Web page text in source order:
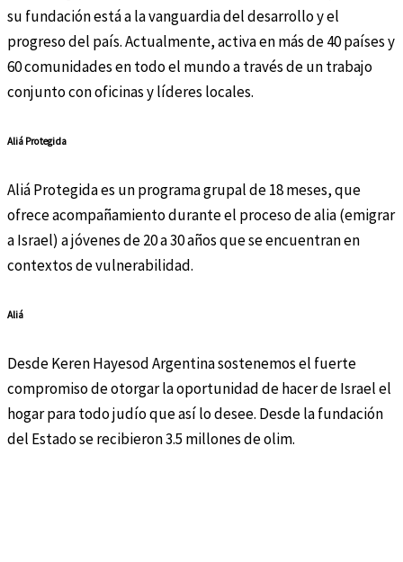
su fundación está a la vanguardia del desarrollo y el
progreso del país. Actualmente, activa en más de 40 países y
60 comunidades en todo el mundo a través de un trabajo
conjunto con oficinas y líderes locales.
Aliá Protegida
Aliá Protegida es un programa grupal de 18 meses, que
ofrece acompañamiento durante el proceso de alia (emigrar
a Israel) a jóvenes de 20 a 30 años que se encuentran en
contextos de vulnerabilidad.
Aliá
Desde Keren Hayesod Argentina sostenemos el fuerte
compromiso de otorgar la oportunidad de hacer de Israel el
hogar para todo judío que así lo desee. Desde la fundación
del Estado se recibieron 3.5 millones de olim.